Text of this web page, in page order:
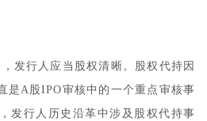
发行人应当股权清晰。股权代持因
是A股IPO审核中的一个重点审核事
发行人历史沿革中涉及股权代持事